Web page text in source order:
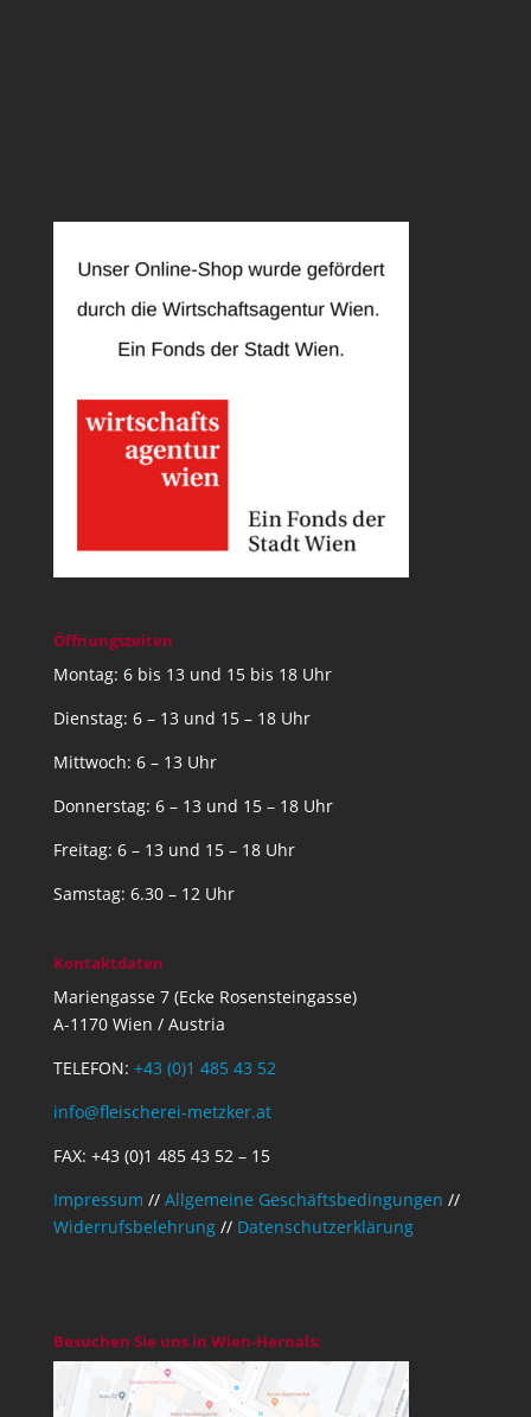
Öffnungszeiten
Montag: 6 bis 13 und 15 bis 18 Uhr
Dienstag: 6 – 13 und 15 – 18 Uhr
Mittwoch: 6 – 13 Uhr
Donnerstag: 6 – 13 und 15 – 18 Uhr
Freitag: 6 – 13 und 15 – 18 Uhr
Samstag: 6.30 – 12 Uhr
Kontaktdaten
Mariengasse 7 (Ecke Rosensteingasse)
A-1170 Wien / Austria
TELEFON: +43 (0)1 485 43 52
info@fleischerei-metzker.at
FAX: +43 (0)1 485 43 52 – 15
Impressum // Allgemeine Geschäftsbedingungen //
Widerrufsbelehrung// Datenschutzerklärung
Besuchen Sie uns in Wien-Hernals: